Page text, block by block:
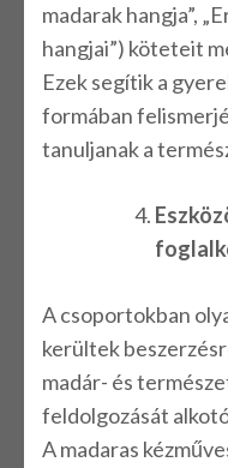
madarak hangja”,
hangjai”) köteteit
Ezek segítik a
formában
tanuljanak a
A csoportokban
kerültek
madár- és
feldolgozását
A madaras